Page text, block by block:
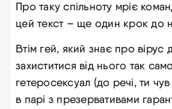
Про таку спільноту мріє
цей текст – ще один крок до
Втім гей, який знає про вірус
захиститися від нього так
гетеросексуал (до речі, ти
в парі з презервативами